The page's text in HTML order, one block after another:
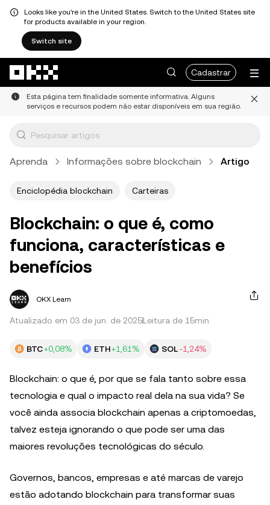
Looks like you're in the United States. Switch to the United States site
for products available in your region.
Switch site
Cadastrar
Esta página tem finalidade somente informativa. Alguns
serviços e recursos podem não estar disponíveis em sua região.
Aprenda Informações sobre blockchain Artigo
Enciclopédia blockchain Carteiras
Blockchain: o que é, como
funciona, características e
benefícios
OKX Learn
Atualizado em 03 de jun. de 2025Leitura de 15min
BTC+0,08% ETH+1,61% SOL-1,24%
Blockchain: o que é, por que se fala tanto sobre essa
tecnologia e qual o impacto real dela na sua vida? Se
você ainda associa blockchain apenas a criptomoedas,
talvez esteja ignorando o que pode ser uma das
maiores revoluções tecnológicas do século.
Governos, bancos, empresas e até marcas de varejo
estão adotando blockchain para transformar suas